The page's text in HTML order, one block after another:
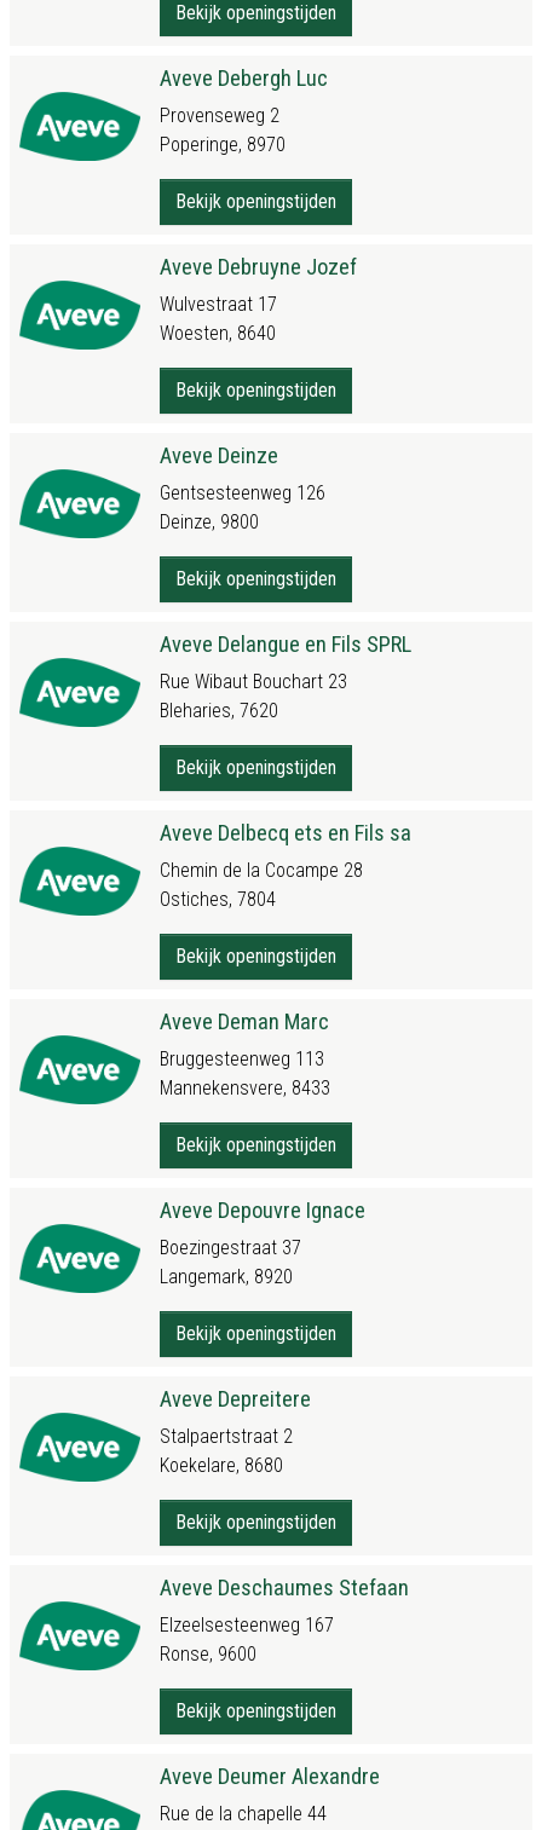
Bekijk openingstijden
Aveve Debergh Luc
Provenseweg 2
Poperinge, 8970
Bekijk openingstijden
Aveve Debruyne Jozef
Wulvestraat 17
Woesten, 8640
Bekijk openingstijden
Aveve Deinze
Gentsesteenweg 126
Deinze, 9800
Bekijk openingstijden
Aveve Delangue en Fils SPRL
Rue Wibaut Bouchart 23
Bleharies, 7620
Bekijk openingstijden
Aveve Delbecq ets en Fils sa
Chemin de la Cocampe 28
Ostiches, 7804
Bekijk openingstijden
Aveve Deman Marc
Bruggesteenweg 113
Mannekensvere, 8433
Bekijk openingstijden
Aveve Depouvre Ignace
Boezingestraat 37
Langemark, 8920
Bekijk openingstijden
Aveve Depreitere
Stalpaertstraat 2
Koekelare, 8680
Bekijk openingstijden
Aveve Deschaumes Stefaan
Elzeelsesteenweg 167
Ronse, 9600
Bekijk openingstijden
Aveve Deumer Alexandre
Rue de la chapelle 44